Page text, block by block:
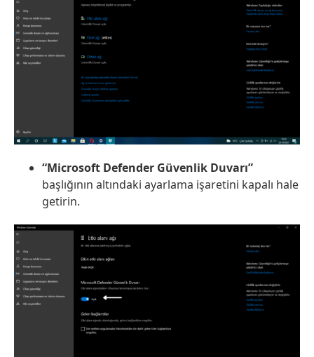
“Microsoft Defender Güvenlik Duvarı”
başlığının altındaki ayarlama işaretini kapalı hale
getirin.